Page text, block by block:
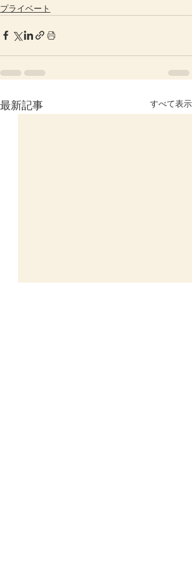
プライベート
最新記事 すべて表示